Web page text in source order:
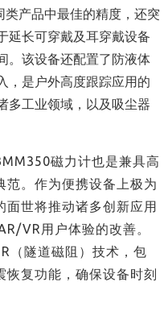
类产品中最佳的精度，还突
延长可穿戴及耳穿戴设备
。该设备还配置了防液体
，是户外高度跟踪应用的
多工业领域，以及吸尘器
磁力计也是兼具高
范。作为便携设备上极为
世将推动诸多创新应用
VR 用户体验的改善。
（隧道磁阻）技术，包
恢复功能，确保设备时刻